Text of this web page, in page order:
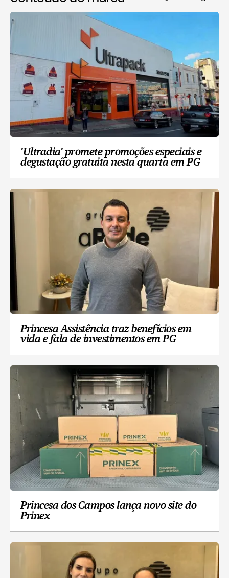
'Ultradia' promete promoções especiais e
degustação gratuita nesta quarta em PG
Princesa Assistência traz benefícios em
vida e fala de investimentos em PG
Princesa dos Campos lança novo site do
Prinex